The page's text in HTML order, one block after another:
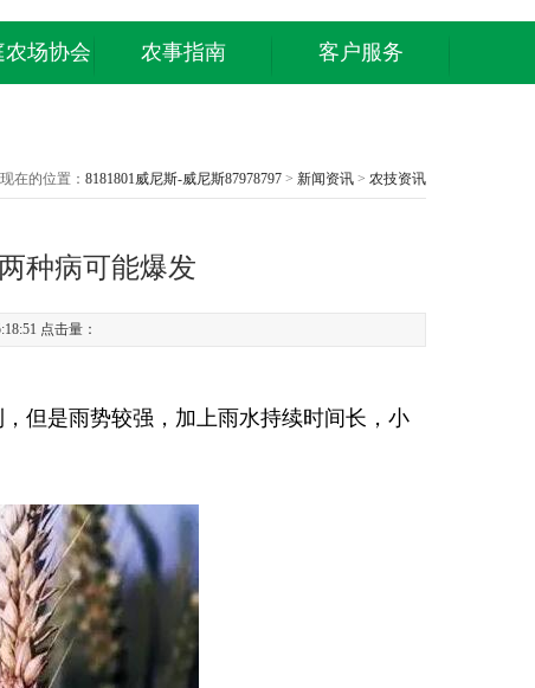
场协会 农事指南 客户服务
在的位置： 8181801威尼斯-威尼斯87978797 > 新闻资讯 > 农技资讯
种病可能爆发
点击量：
但是雨势较强，加上雨水持续时间长，小